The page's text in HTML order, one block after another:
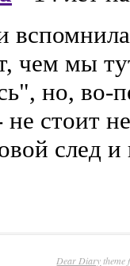
Dear Diary